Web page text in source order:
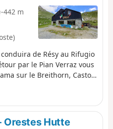
-442 m
de Résy au Rifugio
par le Pian Verraz vous
sur le Breithorn, Castor
Rifugio du Grand
Orestes Hutte